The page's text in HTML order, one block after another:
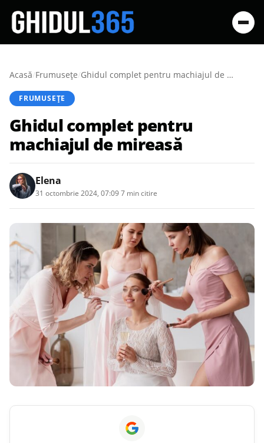
Acasă/Frumusețe/ Ghidul complet pentru machiajul de mireasă
FRUMUSEȚE
Ghidul complet pentru
machiajul de mireasă
Elena
31 octombrie 2024, 07:097 min citire